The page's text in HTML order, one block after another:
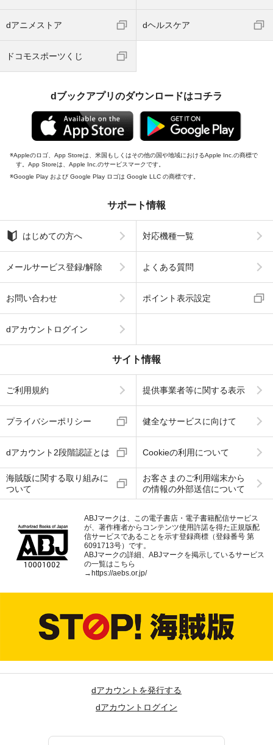
dアニメストア dヘルスケア
ドコモスポーツくじ
dブックアプリのダウンロードはコチラ
Appleのロゴ、App Storeは、米国もしくはその他の国や地域におけるApple Inc.の商標で
す。App Storeは、Apple Inc.のサービスマークです。
Google Play および Google Play ロゴは Google LLC の商標です。
サポート情報
はじめての方へ 対応機種一覧
メールサービス登録/解除 よくある質問
お問い合わせ ポイント表示設定
dアカウントログイン
サイト情報
ご利用規約 提供事業者等に関する表示
プライバシーポリシー 健全なサービスに向けて
dアカウント2段階認証とは Cookieの利用について
海賊版に関する取り組みに
ついて
お客さまのご利用端末から
の情報の外部送信について
ABJマークは、この電子書店・電子書籍配信サービス
が、著作権者からコンテンツ使用許諾を得た正規版配
信サービスであることを示す登録商標（登録番号 第
6091713号）です。
ABJマークの詳細、ABJマークを掲示しているサービス
の一覧はこちら
→ https://aebs.or.jp/
dアカウントを発行する
dアカウントログイン